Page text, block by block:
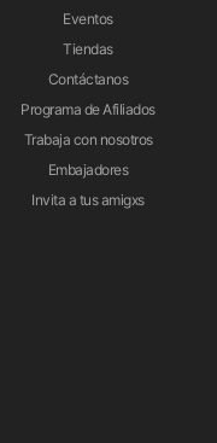
Eventos
Tiendas
Contáctanos
Programa de Afiliados
Trabaja con nosotros
Embajadores
Invita a tus amigxs